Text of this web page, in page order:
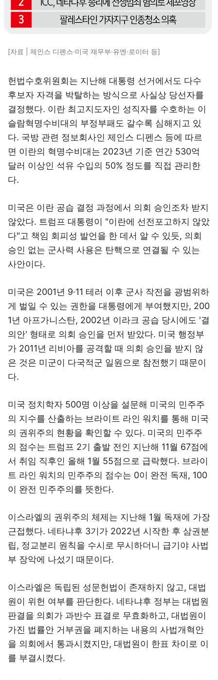
[자료 | 제인스 디펜스·미국 재무부·유엔·로이터 등]
헌법수호위원회는 지난해 대통령 선거에서도 다수
후보자 자격을 박탈하는 방식으로 사실상 당선자를
결정했다. 이란 최고지도자인 성직자를 수호하는 이
슬람혁명수비대의 부정부패도 갈수록 심해지고 있
다. 국방 관련 정보회사인 제인스 디펜스 등에 따르
면 이란의 혁명수비대는 2023년 기준 연간 530억
달러 이상인 석유 수입의 50% 정도를 직접 관리한
다.
미국은 이란 공습 결정 과정에서 의회 승인조차 받지
않았다. 트럼프 대통령이 "이란에 선전포고하지 않았
다"고 책임 회피성 발언을 한 데서 알 수 있듯, 의회
승인 없는 군사력 사용은 탄핵으로 연결될 수 있는
사안이다.
미국은 2001년 9·11 테러 이후 군사 작전을 광범위하
게 벌일 수 있는 권한을 대통령에게 부여했지만, 200
1년 아프가니스탄, 2002년 이라크 공습 당시에도 '결
의안' 형태로 의회 승인을 먼저 받았다. 미국 행정부
가 2011년 리비아를 공격할 때 의회 승인을 받지 않
은 것은 미군이 다국적군 일원으로 참전했기 때문이
다.
미국 정치학자 500명 이상을 설문해 미국의 민주주
의 지수를 산출하는 브라이트 라인 워치를 통해 미국
의 권위주의 현황을 확인할 수 있다. 미국의 민주주
의 점수는 트럼프 2기 출발 전인 지난해 11월 67점에
서 취임 직후인 올해 1월 55점으로 급락했다. 브라이
트 라인 워치의 민주주의 점수는 0이 완전 독재, 100
이 완전 민주주의를 뜻한다.
이스라엘의 권위주의 체제는 지난해 1월 독재에 가장
근접했다. 네타냐후 3기가 2022년 시작한 후 삼권분
립, 정교분리 원칙을 수시로 무시하더니 급기야 사법
부 장악에 나섰기 때문이다.
이스라엘은 독립된 성문헌법이 존재하지 않고, 대법
원이 위헌 여부를 판단한다. 네타냐후 정부는 대법원
판결을 의회가 과반수 표결로 무효화하고, 대법원이
가진 법률안 거부권을 폐지하는 내용의 사법개혁안
을 의회에서 통과시켰지만, 대법원이 한표 차이로 이
를 부결시켰다.